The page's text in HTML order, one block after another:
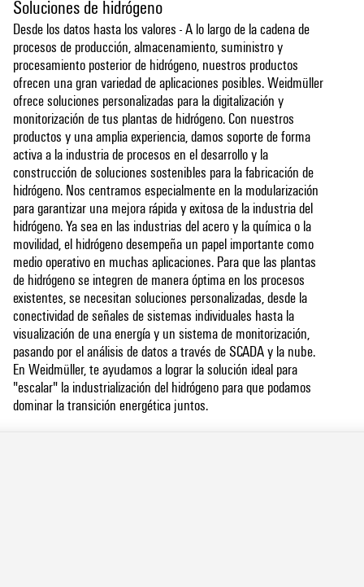
Soluciones de hidrógeno
Desde los datos hasta los valores - A lo largo de la cadena de
procesos de producción, almacenamiento, suministro y
procesamiento posterior de hidrógeno, nuestros productos
ofrecen una gran variedad de aplicaciones posibles. Weidmüller
ofrece soluciones personalizadas para la digitalización y
monitorización de tus plantas de hidrógeno. Con nuestros
productos y una amplia experiencia, damos soporte de forma
activa a la industria de procesos en el desarrollo y la
construcción de soluciones sostenibles para la fabricación de
hidrógeno. Nos centramos especialmente en la modularización
para garantizar una mejora rápida y exitosa de la industria del
hidrógeno. Ya sea en las industrias del acero y la química o la
movilidad, el hidrógeno desempeña un papel importante como
medio operativo en muchas aplicaciones. Para que las plantas
de hidrógeno se integren de manera óptima en los procesos
existentes, se necesitan soluciones personalizadas, desde la
conectividad de señales de sistemas individuales hasta la
visualización de una energía y un sistema de monitorización,
pasando por el análisis de datos a través de SCADA y la nube.
En Weidmüller, te ayudamos a lograr la solución ideal para
"escalar" la industrialización del hidrógeno para que podamos
dominar la transición energética juntos.